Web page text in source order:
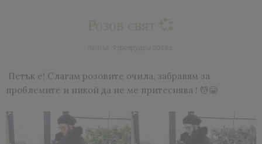
Петък е! Слагам розовите очила, забравям за
проблемите и никой да не ме притеснява ! 💆😁